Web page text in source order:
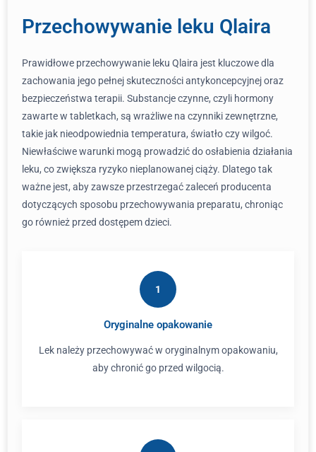
Przechowywanie leku Qlaira
Prawidłowe przechowywanie leku Qlaira jest kluczowe dla
zachowania jego pełnej skuteczności antykoncepcyjnej oraz
bezpieczeństwa terapii. Substancje czynne, czyli hormony
zawarte w tabletkach, są wrażliwe na czynniki zewnętrzne,
takie jak nieodpowiednia temperatura, światło czy wilgoć.
Niewłaściwe warunki mogą prowadzić do osłabienia działania
leku, co zwiększa ryzyko nieplanowanej ciąży. Dlatego tak
ważne jest, aby zawsze przestrzegać zaleceń producenta
dotyczących sposobu przechowywania preparatu, chroniąc
go również przed dostępem dzieci.
1
Oryginalne opakowanie
Lek należy przechowywać w oryginalnym opakowaniu,
aby chronić go przed wilgocią.